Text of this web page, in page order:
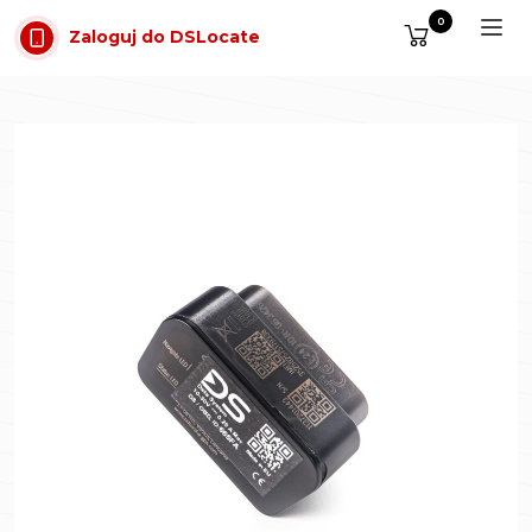
Przejdź do treści
Zaloguj do DSLocate
0